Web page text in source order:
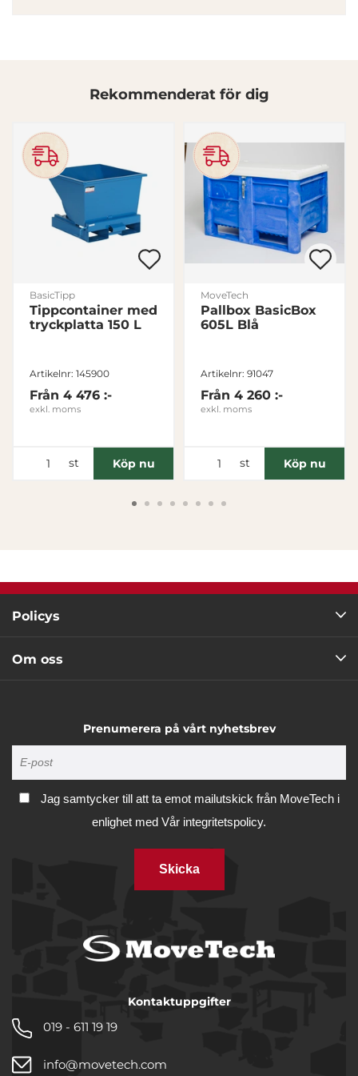
Inställningar
Statistik
Visa detaljer
Tillåt alla
Rekommenderat för dig
BasicTipp
Tippcontainer med
tryckplatta 150 L
Artikelnr: 145900
Från 4 476 :-
exkl. moms
st Köp nu
MoveTech
Pallbox BasicBox
605L Blå
Artikelnr: 91047
Från 4 260 :-
exkl. moms
st Köp nu
Policys
Om oss
Prenumerera på vårt nyhetsbrev
Jag samtycker till att ta emot mailutskick från MoveTech i
enlighet med Vår integritetspolicy.
Skicka
Kontaktuppgifter
019 - 611 19 19
info@movetech.com